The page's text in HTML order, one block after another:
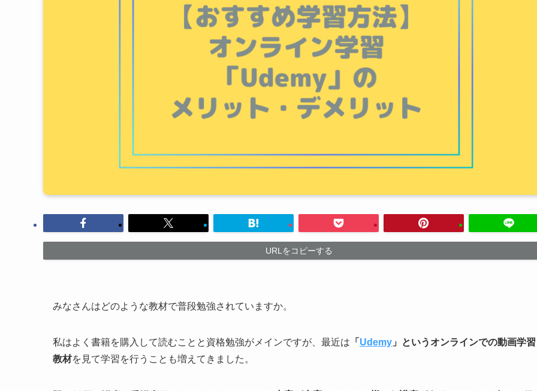
URLをコピーする
みなさんはどのような教材で普段勉強されていますか。
私はよく書籍を購入して読むことと資格勉強がメインですが、最近は 「 Udemy 」というオンラインでの動画学習
教材を見て学習を行うことも増えてきました。